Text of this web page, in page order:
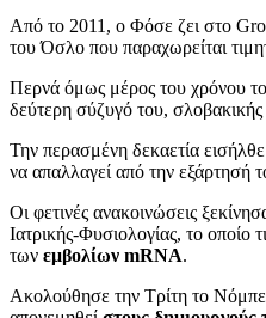
Από το 2011, ο Φόσε ζει στο
του Όσλο που παραχωρείται
Περνά όμως μέρος του χρόνου
δεύτερη σύζυγό του,
Την περασμένη δεκαετία
να απαλλαγεί από την εξάρτησή
Οι φετινές ανακοινώσεις
Ιατρικής-Φυσιολογίας, το οποίο
των εμβολίων mRNA.
Ακολούθησε την Τρίτη το